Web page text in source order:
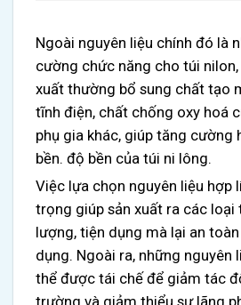
Ngoài nguyên liệu chính đó là
cường chức năng cho túi nilon,
xuất thường bổ sung chất tạo
tĩnh điện, chất chống oxy hoá
phụ gia khác, giúp tăng cường
bền. độ bền của túi ni lông.
Việc lựa chọn nguyên liệu hợp
trọng giúp sản xuất ra các loại
lượng, tiện dụng mà lại an
dụng. Ngoài ra, những nguyên
thể được tái chế để giảm tác
trường và giảm thiểu sự lãng